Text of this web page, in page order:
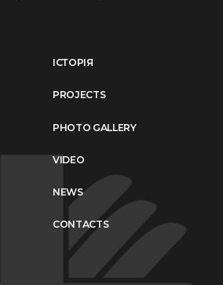
ІСТОРІЯ
PROJECTS
PHOTO GALLERY
VIDEO
NEWS
CONTACTS